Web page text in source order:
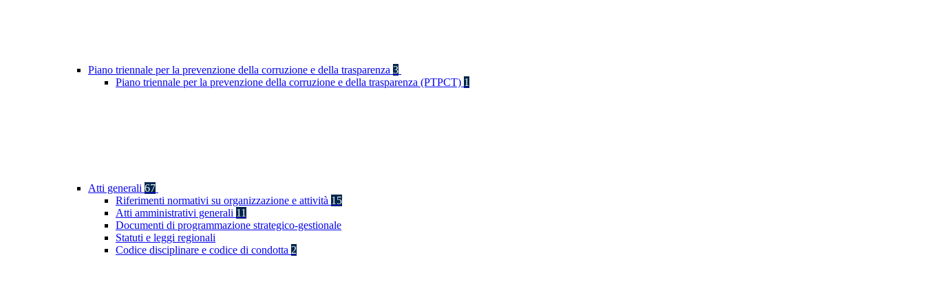
Piano triennale per la prevenzione della corruzione e della trasparenza 3
Piano triennale per la prevenzione della corruzione e della trasparenza (PTPCT) 1
Atti generali 67
Riferimenti normativi su organizzazione e attività 15
Atti amministrativi generali 11
Documenti di programmazione strategico-gestionale
Statuti e leggi regionali
Codice disciplinare e codice di condotta 2